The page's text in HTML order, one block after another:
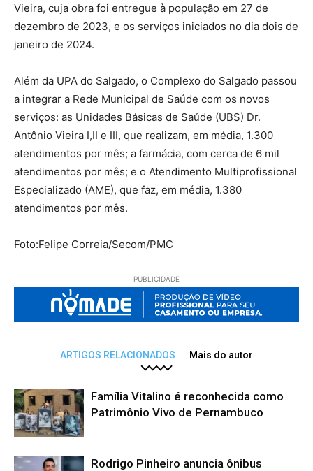
Vieira, cuja obra foi entregue à população em 27 de
dezembro de 2023, e os serviços iniciados no dia dois de
janeiro de 2024.
Além da UPA do Salgado, o Complexo do Salgado passou
a integrar a Rede Municipal de Saúde com os novos
serviços: as Unidades Básicas de Saúde (UBS) Dr.
Antônio Vieira I,II e III, que realizam, em média, 1.300
atendimentos por mês; a farmácia, com cerca de 6 mil
atendimentos por mês; e o Atendimento Multiprofissional
Especializado (AME), que faz, em média, 1.380
atendimentos por mês.
Foto:Felipe Correia/Secom/PMC
PUBLICIDADE
ARTIGOS RELACIONADOS Mais do autor
Família Vitalino é reconhecida como
Patrimônio Vivo de Pernambuco
Rodrigo Pinheiro anuncia ônibus